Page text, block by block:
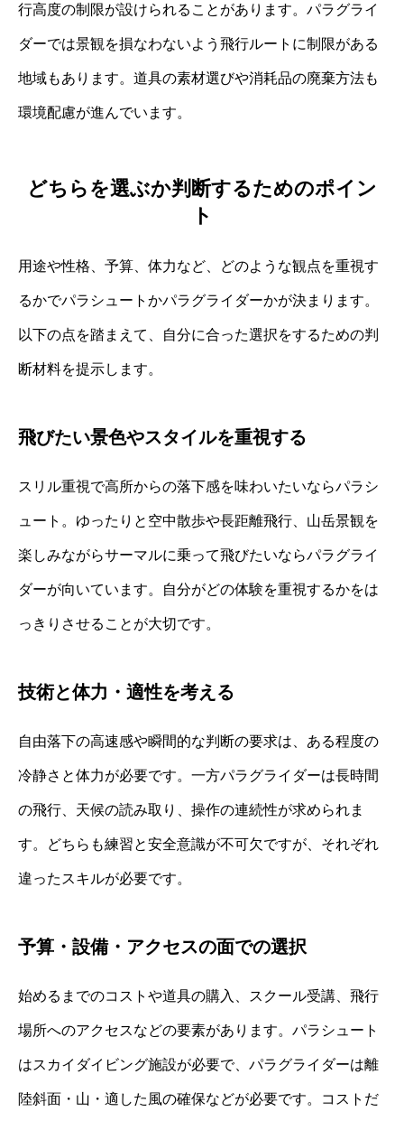
行高度の制限が設けられることがあります。パラグライ
ダーでは景観を損なわないよう飛行ルートに制限がある
地域もあります。道具の素材選びや消耗品の廃棄方法も
環境配慮が進んでいます。
どちらを選ぶか判断するためのポイン
ト
用途や性格、予算、体力など、どのような観点を重視す
るかでパラシュートかパラグライダーかが決まります。
以下の点を踏まえて、自分に合った選択をするための判
断材料を提示します。
飛びたい景色やスタイルを重視する
スリル重視で高所からの落下感を味わいたいならパラシ
ュート。ゆったりと空中散歩や長距離飛行、山岳景観を
楽しみながらサーマルに乗って飛びたいならパラグライ
ダーが向いています。自分がどの体験を重視するかをは
っきりさせることが大切です。
技術と体力・適性を考える
自由落下の高速感や瞬間的な判断の要求は、ある程度の
冷静さと体力が必要です。一方パラグライダーは長時間
の飛行、天候の読み取り、操作の連続性が求められま
す。どちらも練習と安全意識が不可欠ですが、それぞれ
違ったスキルが必要です。
予算・設備・アクセスの面での選択
始めるまでのコストや道具の購入、スクール受講、飛行
場所へのアクセスなどの要素があります。パラシュート
はスカイダイビング施設が必要で、パラグライダーは離
陸斜面・山・適した風の確保などが必要です。コストだ